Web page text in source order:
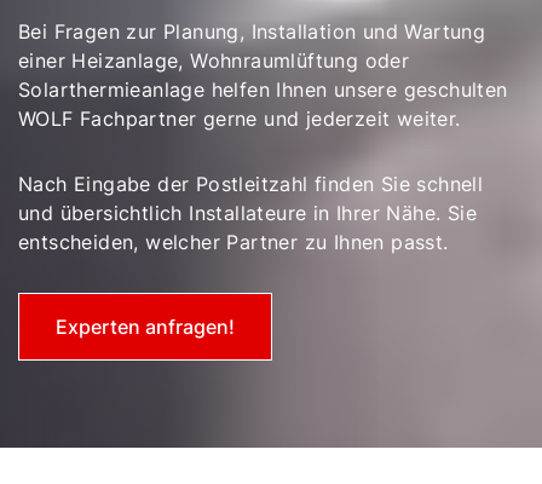
Bei Fragen zur Planung, Installation und Wartung
einer Heizanlage, Wohnraumlüftung oder
Solarthermieanlage helfen Ihnen unsere geschulten
WOLF Fachpartner gerne und jederzeit weiter.
Nach Eingabe der Postleitzahl finden Sie schnell
und übersichtlich Installateure in Ihrer Nähe. Sie
entscheiden, welcher Partner zu Ihnen passt.
Experten anfragen!